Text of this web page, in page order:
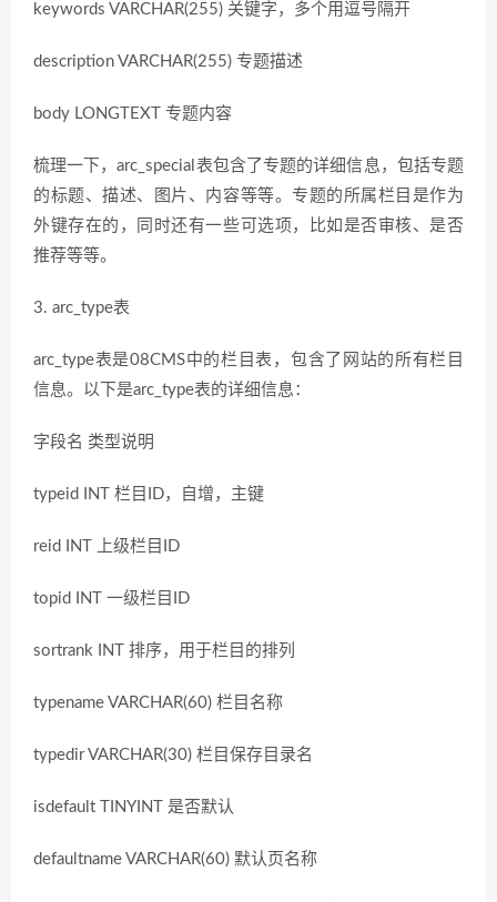
keywords VARCHAR(255) 关键字，多个用逗号隔开
description VARCHAR(255) 专题描述
body LONGTEXT 专题内容
梳理一下，arc_special表包含了专题的详细信息，包括专题
的标题、描述、图片、内容等等。专题的所属栏目是作为
外键存在的，同时还有一些可选项，比如是否审核、是否
推荐等等。
3. arc_type表
arc_type表是08CMS中的栏目表，包含了网站的所有栏目
信息。以下是arc_type表的详细信息：
字段名 类型说明
typeid INT 栏目ID，自增，主键
reid INT 上级栏目ID
topid INT 一级栏目ID
sortrank INT 排序，用于栏目的排列
typename VARCHAR(60) 栏目名称
typedir VARCHAR(30) 栏目保存目录名
isdefault TINYINT 是否默认
defaultname VARCHAR(60) 默认页名称